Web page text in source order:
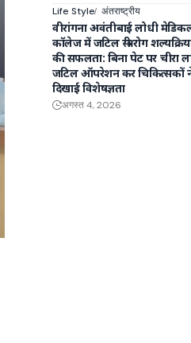
Life Style अंतराष्ट्रीय
वीरांगना अवंतीबाई लोधी
कॉलेज में जटिल स्त्री रोग
की सफलता: बिना पेट पर चीरा
जटिल ऑपरेशन कर चिकित्सकों
दिखाई विशेषज्ञता
अगस्त 4, 2026